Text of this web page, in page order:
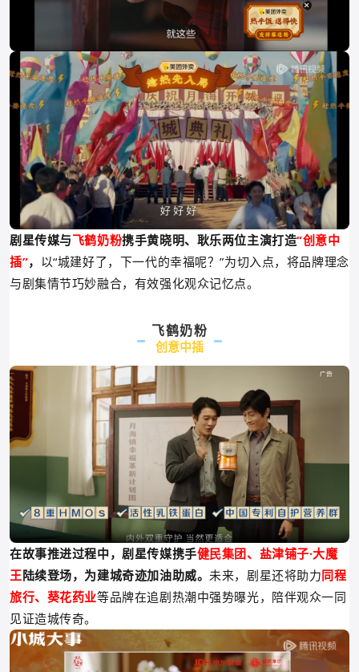
剧星传媒与飞鹤奶粉携手黄晓明、耿乐两位主演打造“创意中
插”， 以“城建好了，下一代的幸福呢？”为切入点，将品牌理念
与剧集情节巧妙融合，有效强化观众记忆点。
飞鹤奶粉
创意中插
在故事推进过程中，剧星传媒携手健民集团、盐津铺子·大魔
王陆续登场，为建城奇迹加油助威。 未来，剧星还将助力同程
旅行、葵花药业等品牌在追剧热潮中强势曝光， 陪伴观众一同
见证造城传奇。